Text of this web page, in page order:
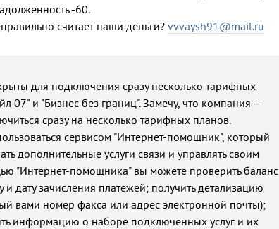
-60.
считает наши деньги? vvvaysh91@mail.ru
для подключения сразу несколько тарифных
07" и "Бизнес без границ". Замечу, что компания –
сразу на несколько тарифных планов.
сервисом "Интернет-помощник", который
дополнительные услуги связи и управлять своим
"Интернет-помощника" вы можете проверить баланс
дату зачисления платежей; получить детализацию
вами номер факса или адрес электронной почты);
информацию о наборе подключенных услуг и их